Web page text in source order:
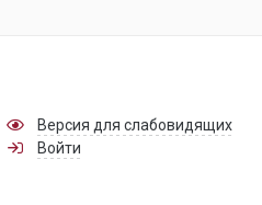
Версия для слабовидящих
Войти